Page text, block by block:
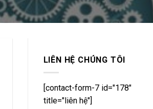
LIÊN HỆ CHÚNG TÔI
[contact-form-7 id="178"
title="liên hệ"]